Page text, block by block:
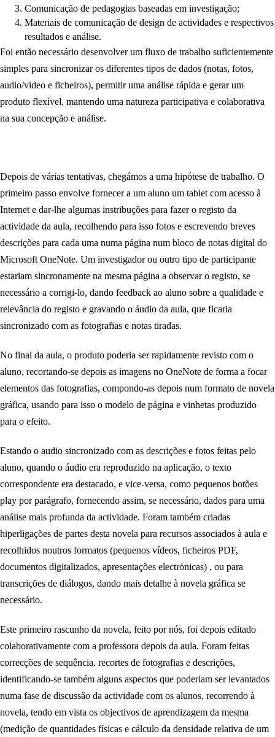
Comunicação de pedagogias baseadas em investigação;
Materiais de comunicação de design de actividades e respectivos
resultados e análise.
Foi então necessário desenvolver um fluxo de trabalho suficientemente
simples para sincronizar os diferentes tipos de dados (notas, fotos,
audio/video e ficheiros), permitir uma análise rápida e gerar um
produto flexível, mantendo uma natureza participativa e colaborativa
na sua concepção e análise.
Depois de várias tentativas, chegámos a uma hipótese de trabalho. O
primeiro passo envolve fornecer a um aluno um tablet com acesso à
Internet e dar-lhe algumas instribuções para fazer o registo da
actividade da aula, recolhendo para isso fotos e escrevendo breves
descrições para cada uma numa página num bloco de notas digital do
Microsoft OneNote. Um investigador ou outro tipo de participante
estariam sincronamente na mesma página a observar o registo, se
necessário a corrigi-lo, dando feedback ao aluno sobre a qualidade e
relevância do registo e gravando o áudio da aula, que ficaria
sincronizado com as fotografias e notas tiradas.
No final da aula, o produto poderia ser rapidamente revisto com o
aluno, recortando-se depois as imagens no OneNote de forma a focar
elementos das fotografias, compondo-as depois num formato de novela
gráfica, usando para isso o modelo de página e vinhetas produzido
para o efeito.
Estando o audio sincronizado com as descrições e fotos feitas pelo
aluno, quando o áudio era reproduzido na aplicação, o texto
correspondente era destacado, e vice-versa, como pequenos botões
play por parágrafo, fornecendo assim, se necessário, dados para uma
análise mais profunda da actividade. Foram também criadas
hiperligações de partes desta novela para recursos associados à aula e
recolhidos noutros formatos (pequenos vídeos, ficheiros PDF,
documentos digitalizados, apresentações electrónicas) , ou para
transcrições de diálogos, dando mais detalhe à novela gráfica se
necessário.
Este primeiro rascunho da novela, feito por nós, foi depois editado
colaborativamente com a professora depois da aula. Foram feitas
correcções de sequência, recortes de fotografias e descrições,
identificando-se também alguns aspectos que poderiam ser levantados
numa fase de discussão da actividade com os alunos, recorrendo à
novela, tendo em vista os objectivos de aprendizagem da mesma
(medição de quantidades físicas e cálculo da densidade relativa de um